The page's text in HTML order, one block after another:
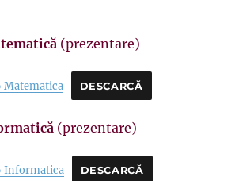
(prezentare)
Matematica DESCARCĂ
(prezentare)
Informatica DESCARCĂ